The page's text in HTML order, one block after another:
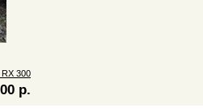
RX 300
р.